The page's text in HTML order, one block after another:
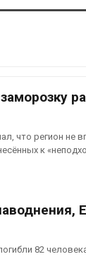
что регион не
к
82
квот на
начнут